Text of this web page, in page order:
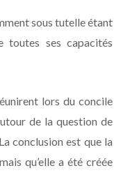
sous tutelle étant
toutes ses capacités
lors du concile
de la question de
conclusion est que la
qu’elle a été créée